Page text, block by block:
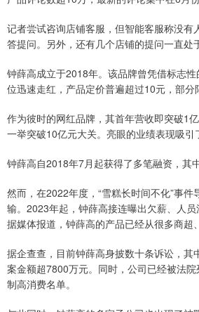
记者尝试咨询店铺客服，但智能客服称没有
答提问。另外，还有几个店铺的提问一直处
钟薛高成立于2018年。该品牌曾凭借标志
位迅速走红，产品定价普遍超过10元，部分
作为彼时的网红品牌，其首年营收即突破1
一举突破10亿元大关。亮眼的业绩表现吸引
钟薛高自2018年7月起获得了多笔融资，其
然而，在2022年度，“雪糕长时间不化”事件
输。2023年起，钟薛高接连曝出欠薪、人员
据媒体报道，钟薛高的产品已经从很多商超
据企查查，目前钟薛高身披数十条诉讼，其
案金额超7800万元。同时，公司已经被法
制高消费名单。